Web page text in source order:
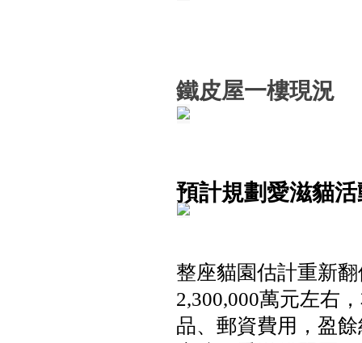
鐵皮屋一樓現況
預計規劃愛滋貓
整座貓園估計重新
2,300,000萬元左右
品、郵資費用，盈